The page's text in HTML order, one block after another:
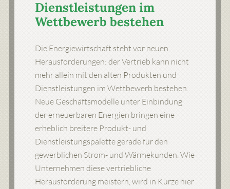
Dienstleistungen im
Wettbewerb bestehen
Die Energiewirtschaft steht vor neuen
Herausforderungen: der Vertrieb kann nicht
mehr allein mit den alten Produkten und
Dienstleistungen im Wettbewerb bestehen.
Neue Geschäftsmodelle unter Einbindung
der erneuerbaren Energien bringen eine
erheblich breitere Produkt- und
Dienstleistungspalette gerade für den
gewerblichen Strom- und Wärmekunden. Wie
Unternehmen diese vertriebliche
Herausforderung meistern, wird in Kürze hier